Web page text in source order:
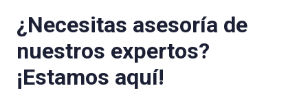
¿Necesitas asesoría de
nuestros expertos?
¡Estamos aquí!